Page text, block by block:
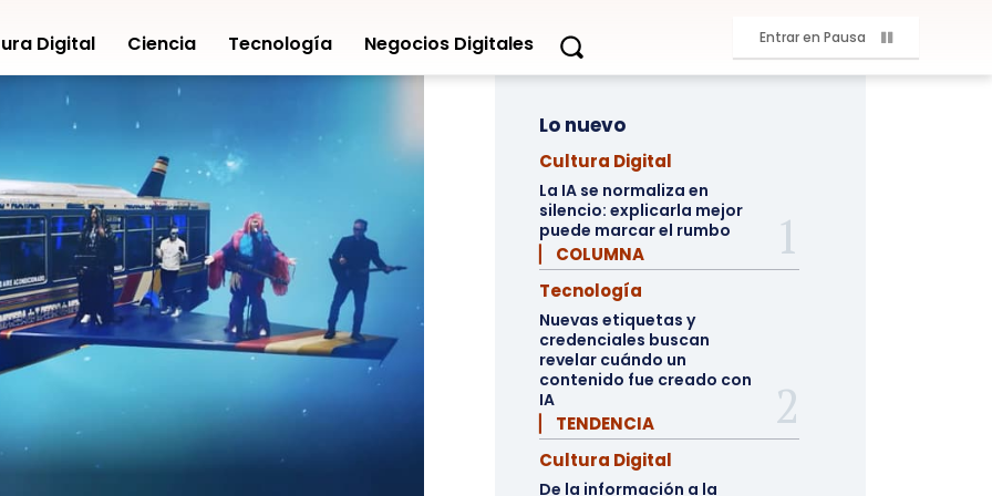
Digital Ciencia Tecnología Negocios Digitales Entrar en Pausa
Lo nuevo
Cultura Digital
La IA se normaliza en
silencio: explicarla mejor
puede marcar el rumbo
▏ COLUMNA
Tecnología
Nuevas etiquetas y
credenciales buscan
revelar cuándo un
contenido fue creado con
IA
▏ TENDENCIA
Cultura Digital
De la información a la